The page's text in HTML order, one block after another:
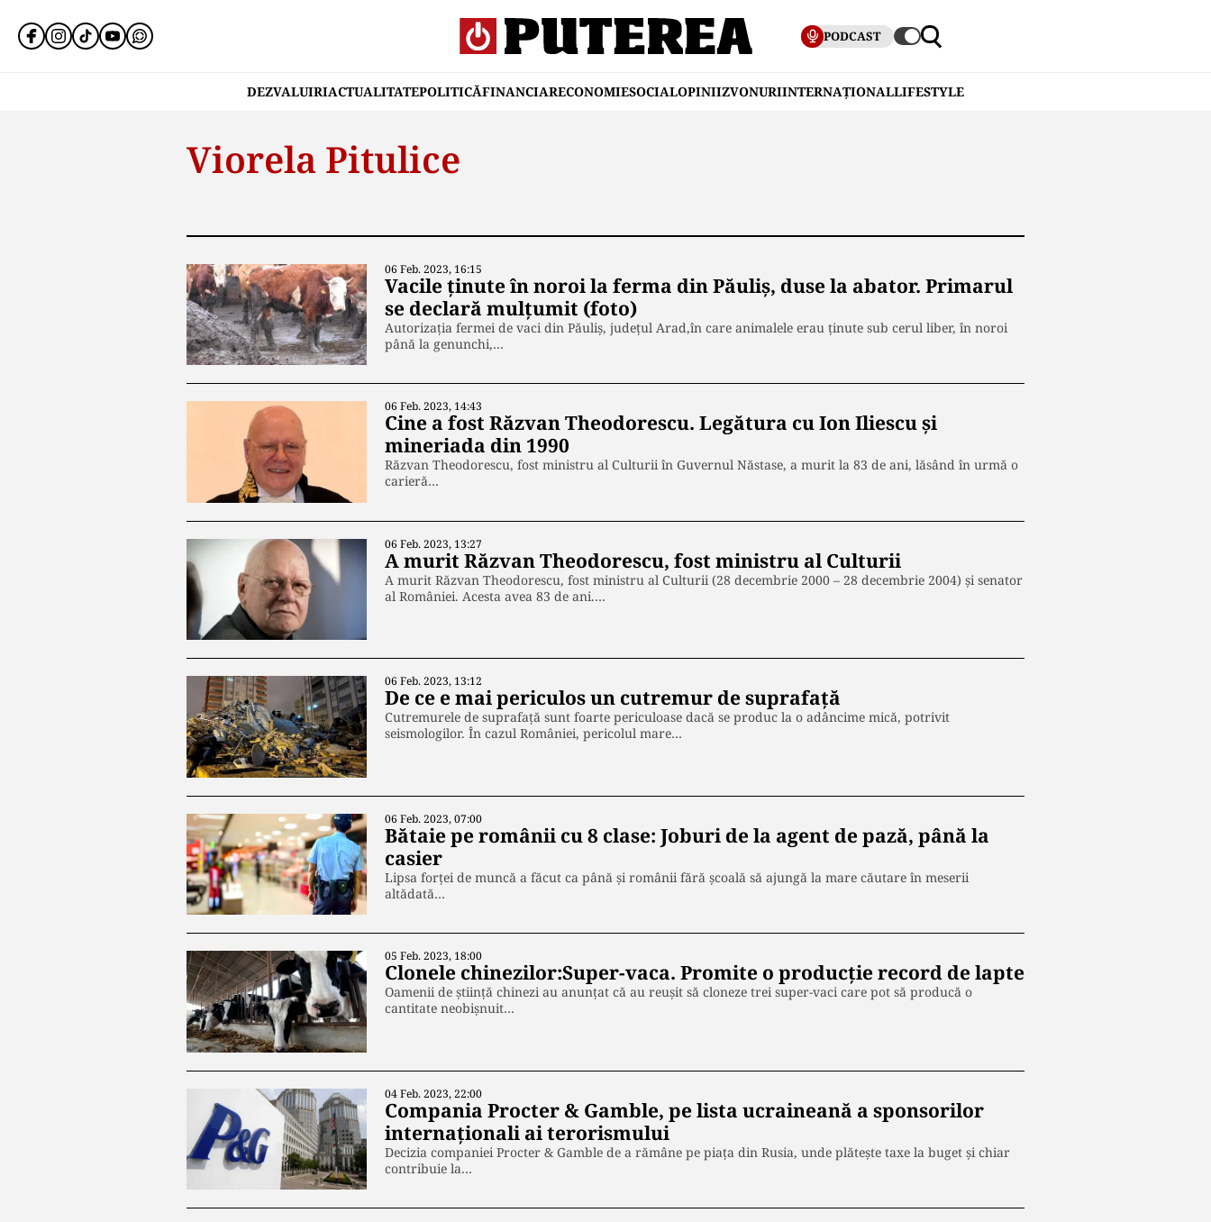
PODCAST
DEZVALUIRIACTUALITATEPOLITICĂFINANCIARECONOMIESOCIALOPINIIZVONURIINTERNAȚIONALLIFESTYLE
Viorela Pitulice
06 Feb. 2023, 16:15
Vacile ținute în noroi la ferma din Păuliș, duse la abator. Primarul
se declară mulțumit (foto)
Autorizația fermei de vaci din Păuliș, județul Arad,în care animalele erau ţinute sub cerul liber, în noroi
până la genunchi,…
06 Feb. 2023, 14:43
Cine a fost Răzvan Theodorescu. Legătura cu Ion Iliescu și
mineriada din 1990
Răzvan Theodorescu, fost ministru al Culturii în Guvernul Năstase, a murit la 83 de ani, lăsând în urmă o
carieră…
06 Feb. 2023, 13:27
A murit Răzvan Theodorescu, fost ministru al Culturii
A murit Răzvan Theodorescu, fost ministru al Culturii (28 decembrie 2000 – 28 decembrie 2004) și senator
al României. Acesta avea 83 de ani.…
06 Feb. 2023, 13:12
De ce e mai periculos un cutremur de suprafață
Cutremurele de suprafață sunt foarte periculoase dacă se produc la o adâncime mică, potrivit
seismologilor. În cazul României, pericolul mare…
06 Feb. 2023, 07:00
Bătaie pe românii cu 8 clase: Joburi de la agent de pază, până la
casier
Lipsa forței de muncă a făcut ca până și românii fără școală să ajungă la mare căutare în meserii
altădată…
05 Feb. 2023, 18:00
Clonele chinezilor:Super-vaca. Promite o producție record de lapte
Oamenii de știință chinezi au anunțat că au reușit să cloneze trei super-vaci care pot să producă o
cantitate neobișnuit…
04 Feb. 2023, 22:00
Compania Procter & Gamble, pe lista ucraineană a sponsorilor
internaționali ai terorismului
Decizia companiei Procter & Gamble de a rămâne pe piața din Rusia, unde plătește taxe la buget și chiar
contribuie la…